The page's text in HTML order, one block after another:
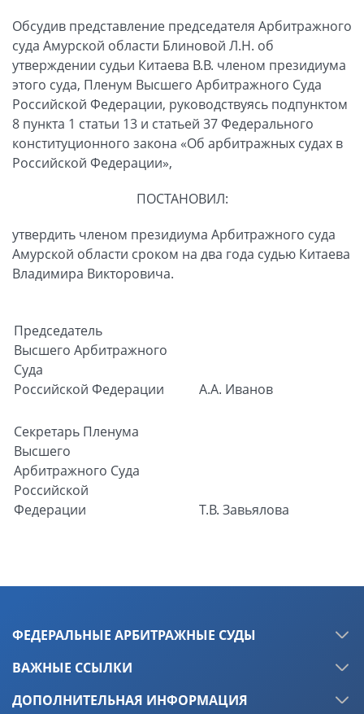
Обсудив представление председателя Арбитражного
суда Амурской области Блиновой Л.Н. об
утверждении судьи Китаева В.В. членом президиума
этого суда, Пленум Высшего Арбитражного Суда
Российской Федерации, руководствуясь подпунктом
8 пункта 1 статьи 13 и статьей 37 Федерального
конституционного закона «Об арбитражных судах в
Российской Федерации»,
ПОСТАНОВИЛ:
утвердить членом президиума Арбитражного суда
Амурской области сроком на два года судью Китаева
Владимира Викторовича.
Председатель
Высшего Арбитражного
Суда
Российской Федерации
А.А. Иванов
Секретарь Пленума
Высшего
Арбитражного Суда
Российской
Федерации
Т.В. Завьялова
ФЕДЕРАЛЬНЫЕ АРБИТРАЖНЫЕ СУДЫ
ВАЖНЫЕ ССЫЛКИ
ДОПОЛНИТЕЛЬНАЯ ИНФОРМАЦИЯ